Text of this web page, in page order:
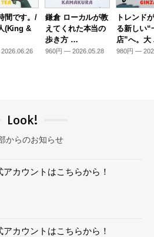
間です。/
(King &
鎌倉 ローカルが教
えてくれた本当の
歩き方 …
960円 — 2026.05.28
トレンド
る新しい“
店”へ。
980円 —
Look!
からのお知らせ
アカウントはこちらから！
アカウントはこちらから！